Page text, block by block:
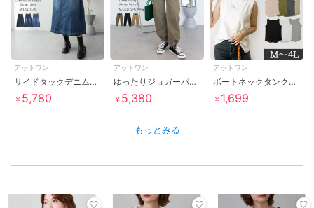
アットワン
サイドタックデニムスカート
￥ 5,780
アットワン
ゆったりジョガーパンツ
￥ 5,380
アットワン
ボートネックタンクトップ
￥ 1,699
もっとみる